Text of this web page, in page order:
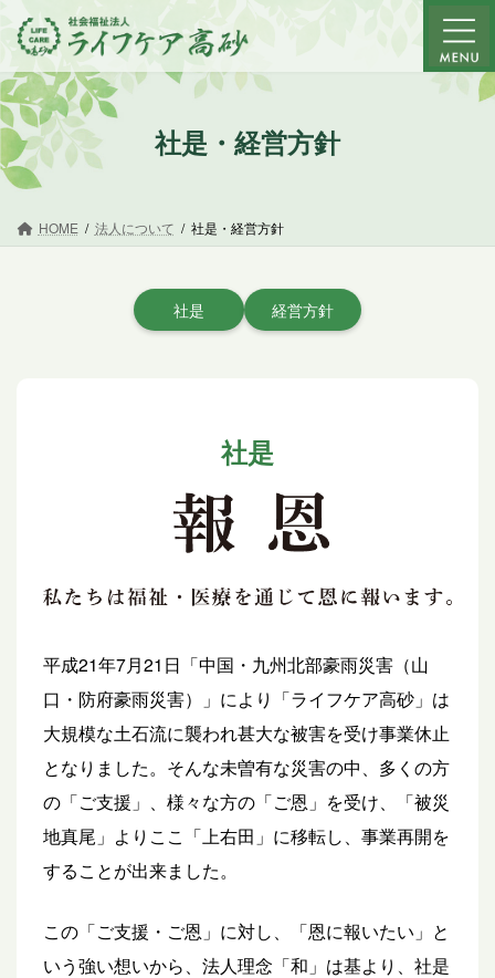
ン
ツ
ス
プ
ー
シ
ン
動
社是・経営方針
HOME 法人について 社是・経営方針
社是 経営方針
社是
平成21年7月21日「中国・九州北部豪雨災害（山
口・防府豪雨災害）」により「ライフケア高砂」は
大規模な土石流に襲われ甚大な被害を受け事業休止
となりました。そんな未曽有な災害の中、多くの方
の「ご支援」、様々な方の「ご恩」を受け、「被災
地真尾」よりここ「上右田」に移転し、事業再開を
することが出来ました。
この「ご支援・ご恩」に対し、「恩に報いたい」と
いう強い想いから、法人理念「和」は基より、社是